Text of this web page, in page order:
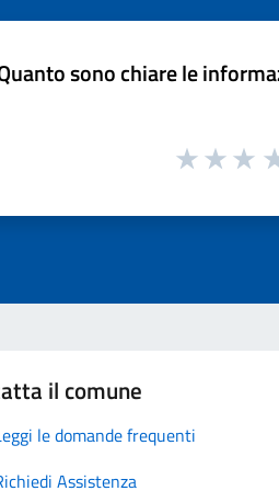
sono chiare le
il comune
le domande frequenti
Assistenza